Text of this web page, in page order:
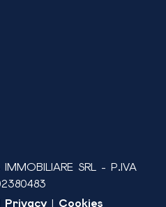
SRL - P.IVA
Privacy| Cookies